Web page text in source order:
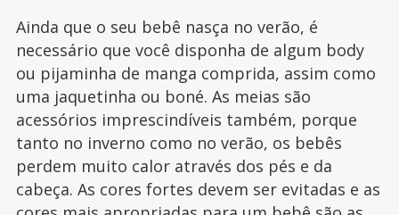
Ainda que o seu bebê nasça no verão, é
necessário que você disponha de algum body
ou pijaminha de manga comprida, assim como
uma jaquetinha ou boné. As meias são
acessórios imprescindíveis também, porque
tanto no inverno como no verão, os bebês
perdem muito calor através dos pés e da
cabeça. As cores fortes devem ser evitadas e as